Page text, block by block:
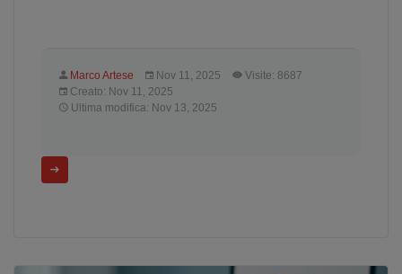
Marco Artese Nov 11, 2025
Visite: 8687
Creato: Nov 11, 2025
Ultima modifica: Nov 13, 2025